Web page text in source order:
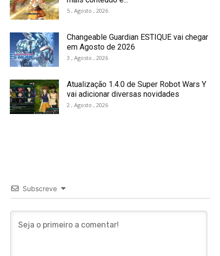
5 , Agosto , 2026
Changeable Guardian ESTIQUE vai chegar
em Agosto de 2026
3 , Agosto , 2026
Atualização 1.4.0 de Super Robot Wars Y
vai adicionar diversas novidades
2 , Agosto , 2026
Subscreve